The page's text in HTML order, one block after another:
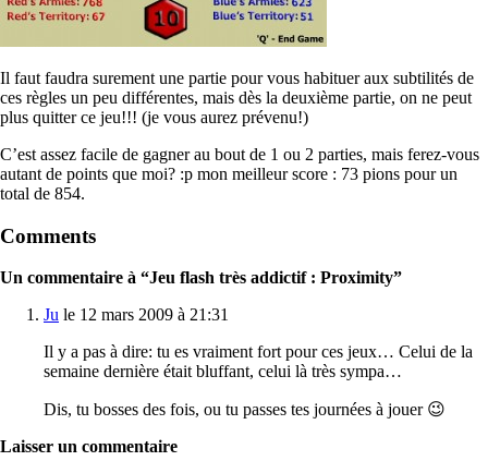
Il faut faudra surement une partie pour vous habituer aux subtilités de
ces règles un peu différentes, mais dès la deuxième partie, on ne peut
plus quitter ce jeu!!! (je vous aurez prévenu!)
C’est assez facile de gagner au bout de 1 ou 2 parties, mais ferez-vous
autant de points que moi? :p mon meilleur score : 73 pions pour un
total de 854.
Comments
Un commentaire à “Jeu flash très addictif : Proximity”
Ju le 12 mars 2009 à 21:31
Il y a pas à dire: tu es vraiment fort pour ces jeux… Celui de la
semaine dernière était bluffant, celui là très sympa…
Dis, tu bosses des fois, ou tu passes tes journées à jouer 😉
Laisser un commentaire